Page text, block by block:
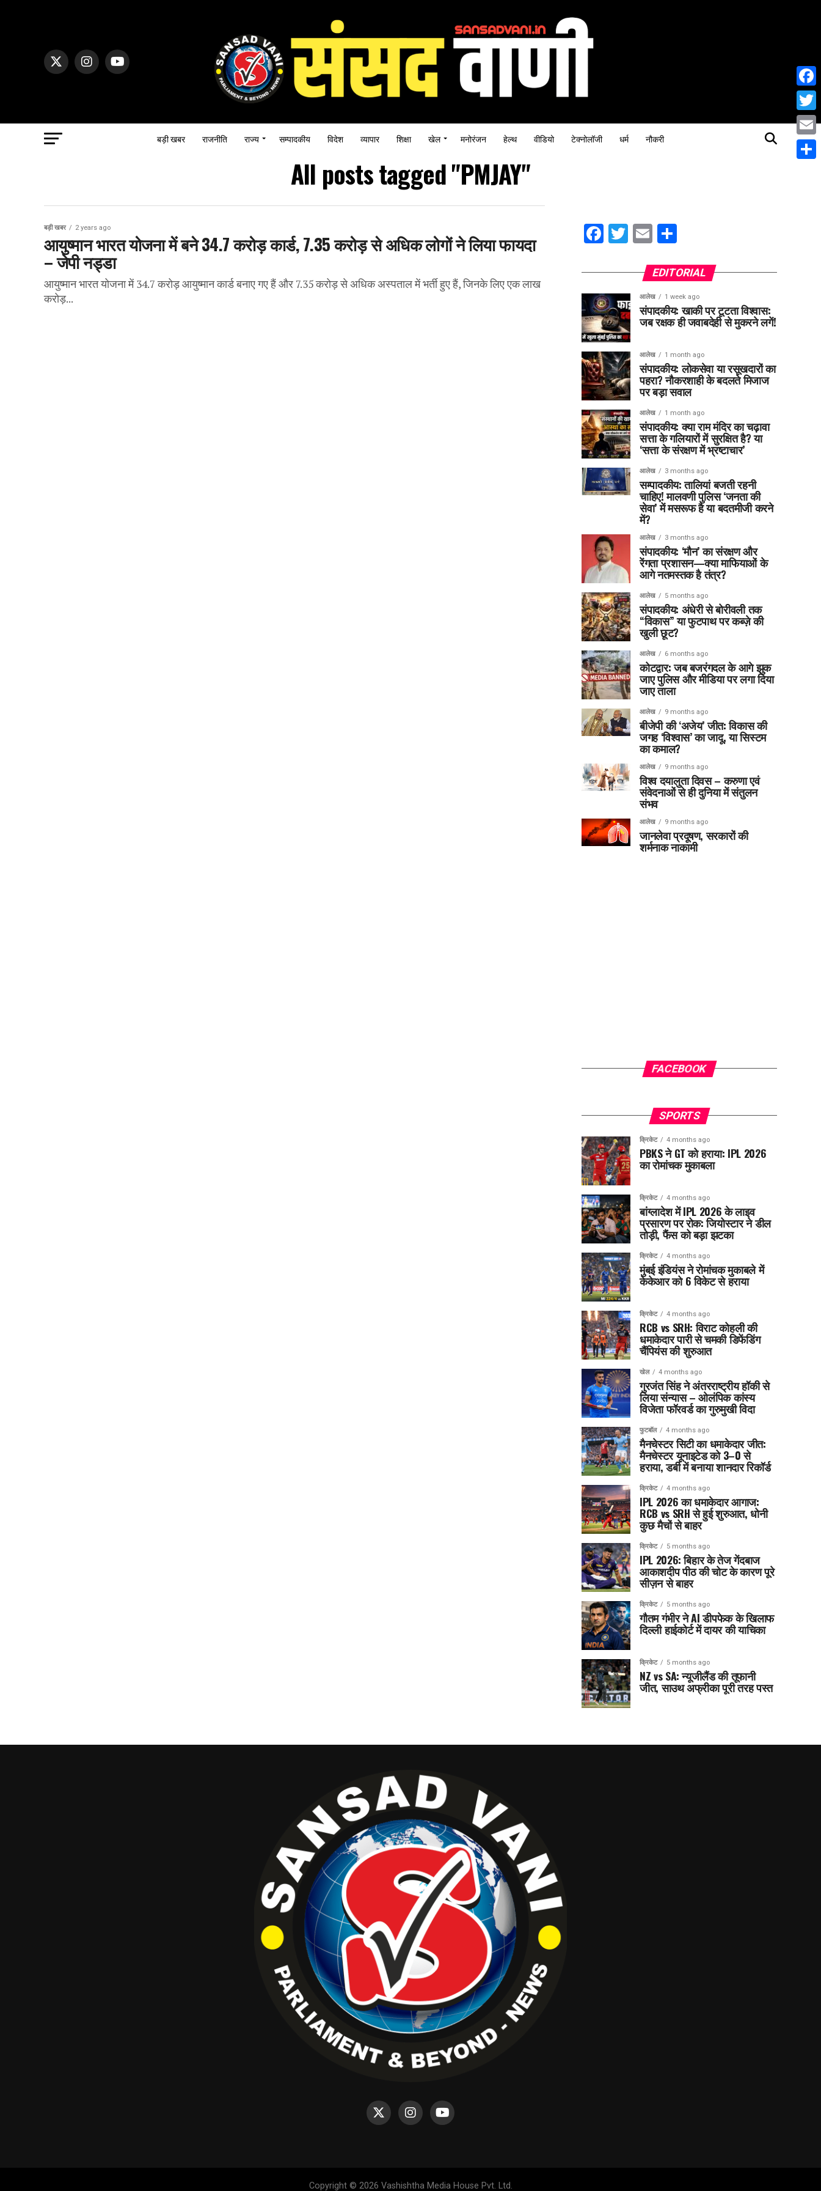
बड़ी खबर राजनीति राज्य सम्पादकीय विदेश व्यापार शिक्षा खेल मनोरंजन हेल्थ वीडियो टेक्नोलॉजी धर्म नौकरी
All posts tagged "PMJAY"
बड़ी खबर 2 years ago
आयुष्मान भारत योजना में बने 34.7 करोड़ कार्ड, 7.35 करोड़ से अधिक लोगों ने लिया फायदा
– जेपी नड्डा
आयुष्मान भारत योजना में 34.7 करोड़ आयुष्मान कार्ड बनाए गए हैं और 7.35 करोड़ से अधिक अस्पताल में भर्ती हुए हैं, जिनके लिए एक लाख
करोड़...
Facebook
Twitter
Email
EDITORIAL
आलेख 1 week ago
संपादकीय: खाकी पर टूटता विश्वास:
जब रक्षक ही जवाबदेही से मुकरने लगें!
आलेख 1 month ago
संपादकीय: लोकसेवा या रसूखदारों का
पहरा? नौकरशाही के बदलते मिजाज
पर बड़ा सवाल
आलेख 1 month ago
संपादकीय: क्या राम मंदिर का चढ़ावा
सत्ता के गलियारों में सुरक्षित है? या
‘सत्ता के संरक्षण में भ्रष्टाचार’
आलेख 3 months ago
सम्पादकीय: तालियां बजती रहनी
चाहिए! मालवणी पुलिस ‘जनता की
सेवा’ में मसरूफ है या बदतमीजी करने
में?
आलेख 3 months ago
संपादकीय: ‘मौन’ का संरक्षण और
रेंगता प्रशासन—क्या माफियाओं के
आगे नतमस्तक है तंत्र?
आलेख 5 months ago
संपादकीय: अंधेरी से बोरीवली तक
“विकास” या फुटपाथ पर कब्ज़े की
खुली छूट?
आलेख 6 months ago
कोटद्वार: जब बजरंगदल के आगे झुक
जाए पुलिस और मीडिया पर लगा दिया
जाए ताला
आलेख 9 months ago
बीजेपी की ‘अजेय’ जीत: विकास की
जगह ‘विश्वास’ का जादू, या सिस्टम
का कमाल?
आलेख 9 months ago
विश्व दयालुता दिवस – करुणा एवं
संवेदनाओं से ही दुनिया में संतुलन
संभव
आलेख 9 months ago
जानलेवा प्रदूषण, सरकारों की
शर्मनाक नाकामी
FACEBOOK
SPORTS
क्रिकेट 4 months ago
PBKS ने GT को हराया: IPL 2026
का रोमांचक मुकाबला
क्रिकेट 4 months ago
बांग्लादेश में IPL 2026 के लाइव
प्रसारण पर रोक: जियोस्टार ने डील
तोड़ी, फैंस को बड़ा झटका
क्रिकेट 4 months ago
मुंबई इंडियंस ने रोमांचक मुकाबले में
केकेआर को 6 विकेट से हराया
क्रिकेट 4 months ago
RCB vs SRH: विराट कोहली की
धमाकेदार पारी से चमकी डिफेंडिंग
चैंपियंस की शुरुआत
खेल 4 months ago
गुरजंत सिंह ने अंतरराष्ट्रीय हॉकी से
लिया संन्यास – ओलंपिक कांस्य
विजेता फॉरवर्ड का गुरुमुखी विदा
फुटबॉल 4 months ago
मैनचेस्टर सिटी का धमाकेदार जीत:
मैनचेस्टर यूनाइटेड को 3–0 से
हराया, डर्बी में बनाया शानदार रिकॉर्ड
क्रिकेट 4 months ago
IPL 2026 का धमाकेदार आगाज:
RCB vs SRH से हुई शुरुआत, धोनी
कुछ मैचों से बाहर
क्रिकेट 5 months ago
IPL 2026: बिहार के तेज गेंदबाज
आकाशदीप पीठ की चोट के कारण पूरे
सीज़न से बाहर
क्रिकेट 5 months ago
गौतम गंभीर ने AI डीपफेक के खिलाफ
दिल्ली हाईकोर्ट में दायर की याचिका
क्रिकेट 5 months ago
NZ vs SA: न्यूजीलैंड की तूफानी
जीत, साउथ अफ्रीका पूरी तरह पस्त
Copyright © 2026 Vashishtha Media House Pvt. Ltd.
Email